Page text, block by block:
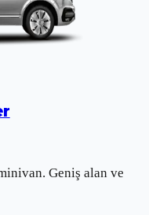
Geniş alan ve